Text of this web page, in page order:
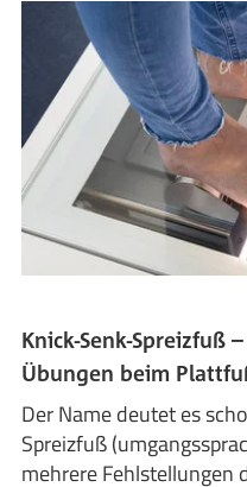
Knick-Senk-Spreizfuß
Übungen beim
Der Name deutet es
Spreizfuß
mehrere Fehlstellungen